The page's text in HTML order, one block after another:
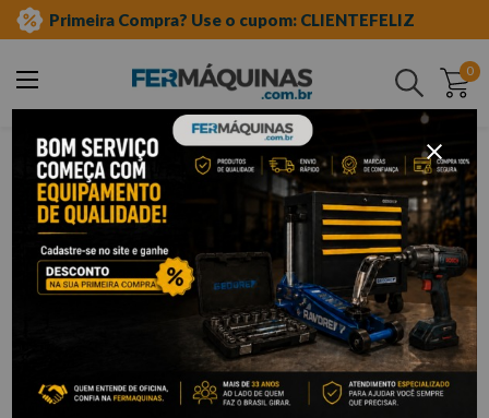
Primeira Compra? Use o cupom: CLIENTEFELIZ
0
Buscar
ferramentas automotivas especiais
linha chevrolet-gm
Linha Chevrolet-GM
Filtrar